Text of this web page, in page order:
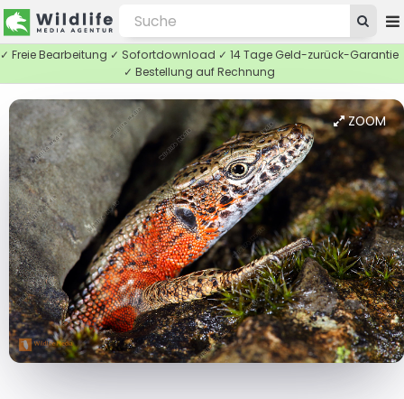
✓ Freie Bearbeitung ✓ Sofortdownload ✓ 14 Tage Geld-zurück-Garantie
✓ Bestellung auf Rechnung
ZOOM